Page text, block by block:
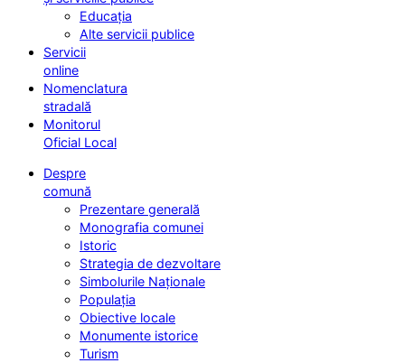
Educația
Alte servicii publice
Servicii
online
Nomenclatura
stradală
Monitorul
Oficial Local
Despre
comună
Prezentare generală
Monografia comunei
Istoric
Strategia de dezvoltare
Simbolurile Naționale
Populația
Obiective locale
Monumente istorice
Turism